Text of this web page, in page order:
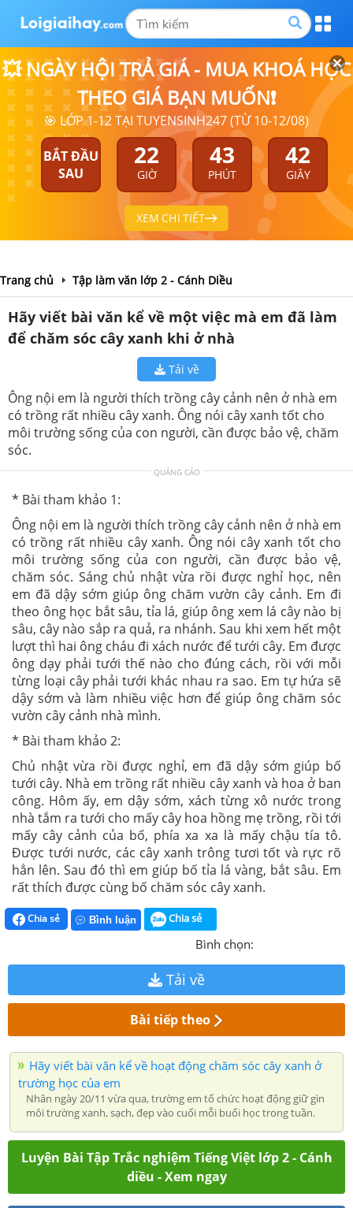
💥 NGÀY HỘI TRẢ GIÁ - MUA KHOÁ HỌC
THEO GIÁ BẠN MUỐN❗
🎯 LỚP 1-12 TẠI TUYENSINH247 (TỪ 10-12/08)
BẮT ĐẦU
SAU
22
GIỜ
43
PHÚT
42
GIÂY
XEM CHI TIẾT
Trang chủ Tập làm văn lớp 2 - Cánh Diều
Hãy viết bài văn kể về một việc mà em đã làm
để chăm sóc cây xanh khi ở nhà
Tải về
Ông nội em là người thích trồng cây cảnh nên ở nhà em
có trồng rất nhiều cây xanh. Ông nói cây xanh tốt cho
môi trường sống của con người, cần được bảo vệ, chăm
sóc.
QUẢNG CÁO
* Bài tham khảo 1:
Ông nội em là người thích trồng cây cảnh nên ở nhà em
có trồng rất nhiều cây xanh. Ông nói cây xanh tốt cho
môi trường sống của con người, cần được bảo vệ,
chăm sóc. Sáng chủ nhật vừa rồi được nghỉ học, nên
em đã dậy sớm giúp ông chăm vườn cây cảnh. Em đi
theo ông học bắt sâu, tỉa lá, giúp ông xem lá cây nào bị
sâu, cây nào sắp ra quả, ra nhánh. Sau khi xem hết một
lượt thì hai ông cháu đi xách nước để tưới cây. Em được
ông dạy phải tưới thế nào cho đúng cách, rồi với mỗi
từng loại cây phải tưới khác nhau ra sao. Em tự hứa sẽ
dậy sớm và làm nhiều việc hơn để giúp ông chăm sóc
vườn cây cảnh nhà mình.
* Bài tham khảo 2:
Chủ nhật vừa rồi được nghỉ, em đã dậy sớm giúp bố
tưới cây. Nhà em trồng rất nhiều cây xanh và hoa ở ban
công. Hôm ấy, em dậy sớm, xách từng xô nước trong
nhà tắm ra tưới cho mấy cây hoa hồng mẹ trồng, rồi tới
mấy cây cảnh của bố, phía xa xa là mấy chậu tía tô.
Được tưới nước, các cây xanh trông tươi tốt và rực rõ
hẳn lên. Sau đó thì em giúp bố tỉa lá vàng, bắt sâu. Em
rất thích được cùng bố chăm sóc cây xanh.
Chia sẻ Bình luận Chia sẻ
Bình chọn:
Tải về
Bài tiếp theo
Hãy viết bài văn kể về hoạt động chăm sóc cây xanh ở
trường học của em
Nhân ngày 20/11 vừa qua, trường em tổ chức hoạt động giữ gìn
môi trường xanh, sạch, đẹp vào cuối mỗi buổi học trong tuần.
Luyện Bài Tập Trắc nghiệm Tiếng Việt lớp 2 - Cánh
diều - Xem ngay